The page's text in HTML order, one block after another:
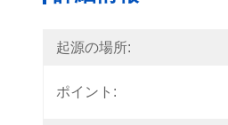
起源の場所:
ポイント: